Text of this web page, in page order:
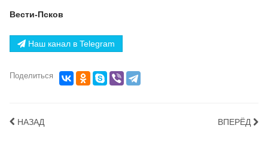
Вести-Псков
Наш канал в Telegram
Поделиться
НАЗАД ВПЕРЁД